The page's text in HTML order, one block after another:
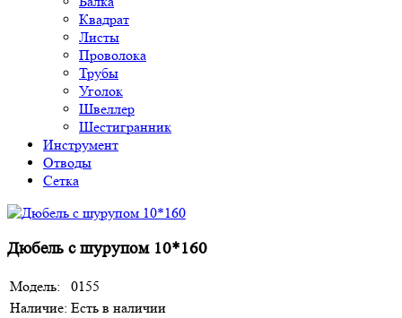
Квадрат
Листы
Проволока
Трубы
Уголок
Швеллер
Шестигранник
Инструмент
Отводы
Сетка
Дюбель с шурупом 10*160
Модель:
0155
Наличие: Есть в наличии